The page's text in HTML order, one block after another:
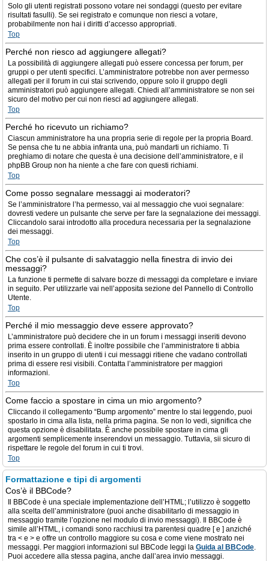
Solo gli utenti registrati possono votare nei sondaggi (questo per evitare
risultati fasulli). Se sei registrato e comunque non riesci a votare,
probabilmente non hai i diritti d’accesso appropriati.
Top
Perché non riesco ad aggiungere allegati?
La possibilità di aggiungere allegati può essere concessa per forum, per
gruppi o per utenti specifici. L’amministratore potrebbe non aver permesso
allegati per il forum in cui stai scrivendo, oppure solo il gruppo degli
amministratori può aggiungere allegati. Chiedi all’amministratore se non sei
sicuro del motivo per cui non riesci ad aggiungere allegati.
Top
Perché ho ricevuto un richiamo?
Ciascun amministratore ha una propria serie di regole per la propria Board.
Se pensa che tu ne abbia infranta una, può mandarti un richiamo. Ti
preghiamo di notare che questa è una decisione dell’amministratore, e il
phpBB Group non ha niente a che fare con questi richiami.
Top
Come posso segnalare messaggi ai moderatori?
Se l’amministratore l’ha permesso, vai al messaggio che vuoi segnalare:
dovresti vedere un pulsante che serve per fare la segnalazione dei messaggi.
Cliccandolo sarai introdotto alla procedura necessaria per la segnalazione
dei messaggi.
Top
Che cos’è il pulsante di salvataggio nella finestra di invio dei
messaggi?
La funzione ti permette di salvare bozze di messaggi da completare e inviare
in seguito. Per utilizzarle vai nell’apposita sezione del Pannello di Controllo
Utente.
Top
Perché il mio messaggio deve essere approvato?
L’amministratore può decidere che in un forum i messaggi inseriti devono
prima essere controllati. È inoltre possibile che l’amministratore ti abbia
inserito in un gruppo di utenti i cui messaggi ritiene che vadano controllati
prima di essere resi visibili. Contatta l’amministratore per maggiori
informazioni.
Top
Come faccio a spostare in cima un mio argomento?
Cliccando il collegamento “Bump argomento” mentre lo stai leggendo, puoi
spostarlo in cima alla lista, nella prima pagina. Se non lo vedi, significa che
questa opzione è disabilitata. È anche possibile spostare in cima gli
argomenti semplicemente inserendovi un messaggio. Tuttavia, sii sicuro di
rispettare le regole del forum in cui ti trovi.
Top
Formattazione e tipi di argomenti
Cos’è il BBCode?
Il BBCode è una speciale implementazione dell’HTML; l’utilizzo è soggetto
alla scelta dell’amministratore (puoi anche disabilitarlo di messaggio in
messaggio tramite l’opzione nel modulo di invio messaggi). Il BBCode è
simile all’HTML, i comandi sono racchiusi tra parentesi quadre [ e ] anziché
tra < e > e offre un controllo maggiore su cosa e come viene mostrato nei
messaggi. Per maggiori informazioni sul BBCode leggi la Guida al BBCode.
Puoi accedere alla stessa pagina, anche dall’area invio messaggi.